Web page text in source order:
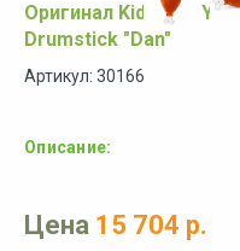
Оригинал Kidrobot
Drumstick "Dan"
Артикул: 30166
Описание:
Цена 15 704 р.